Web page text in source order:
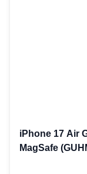
iPhone 17 Air
MagSafe